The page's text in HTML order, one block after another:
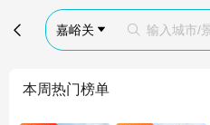
 嘉峪关   输入城市/
本周热门榜单